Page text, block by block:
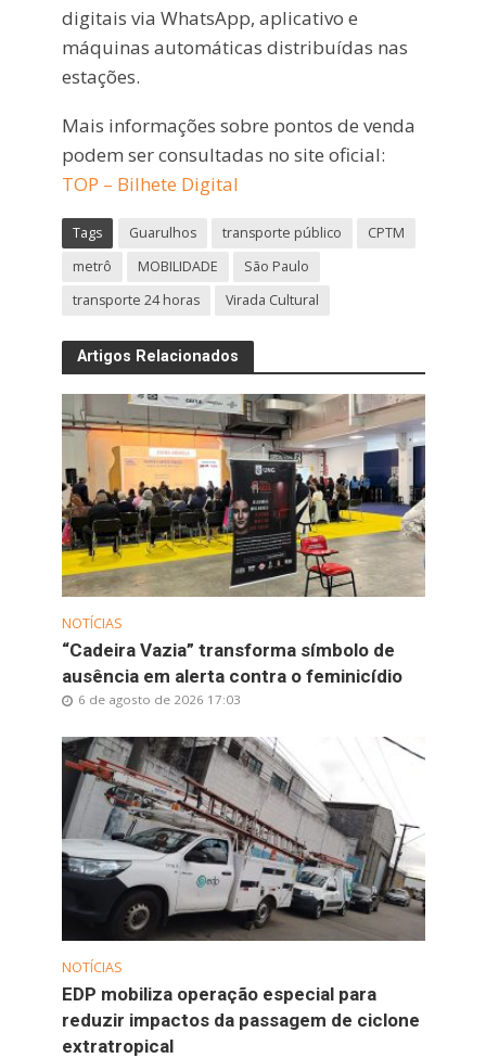
digitais via WhatsApp, aplicativo e
máquinas automáticas distribuídas nas
estações.
Mais informações sobre pontos de venda
podem ser consultadas no site oficial:
TOP – Bilhete Digital
Tags Guarulhos transporte público
CPTM
metrô
MOBILIDADE
São Paulo
transporte 24 horas
Virada Cultural
Artigos Relacionados
NOTÍCIAS
“Cadeira Vazia” transforma símbolo de
ausência em alerta contra o feminicídio
6 de agosto de 2026 17:03
NOTÍCIAS
EDP mobiliza operação especial para
reduzir impactos da passagem de ciclone
extratropical